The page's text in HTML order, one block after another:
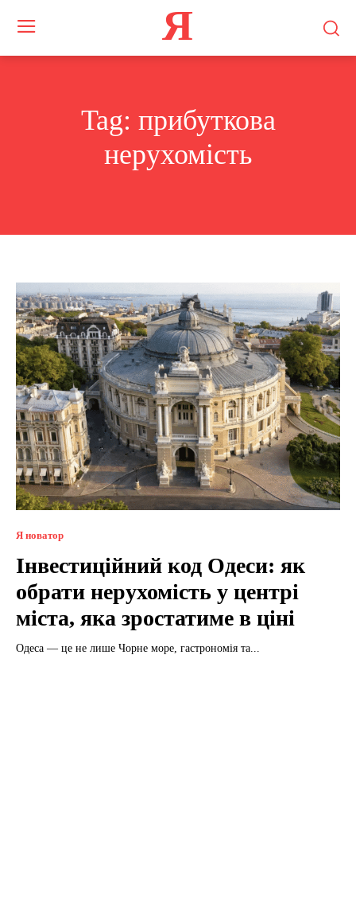
Я
Tag: прибуткова
нерухомість
Я новатор
Інвестиційний код Одеси: як
обрати нерухомість у центрі
міста, яка зростатиме в ціні
Одеса — це не лише Чорне море, гастрономія та...